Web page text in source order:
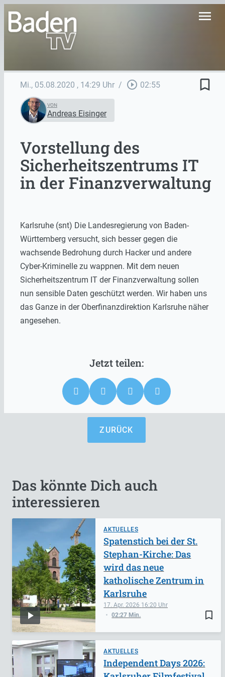
menu
Mi., 05.08.2020 , 14:29 Uhr / play_circle_outline 02:55 bookmark_border
VON
Andreas Eisinger
Vorstellung des
Sicherheitszentrums IT
in der Finanzverwaltung
Karlsruhe (snt) Die Landesregierung von Baden-
Württemberg versucht, sich besser gegen die
wachsende Bedrohung durch Hacker und andere
Cyber-Kriminelle zu wappnen. Mit dem neuen
Sicherheitszentrum IT der Finanzverwaltung sollen
nun sensible Daten geschützt werden. Wir haben uns
das Ganze in der Oberfinanzdirektion Karlsruhe näher
angesehen.
ZURÜCK
Das könnte Dich auch
interessieren
AKTUELLES
bookmark_border
17. Apr. 2026 16:20
02:27 Min.
Spatenstich bei der St.
Stephan-Kirche: Das
wird das neue
katholische Zentrum in
Karlsruhe
AKTUELLES
Independent Days 2026: